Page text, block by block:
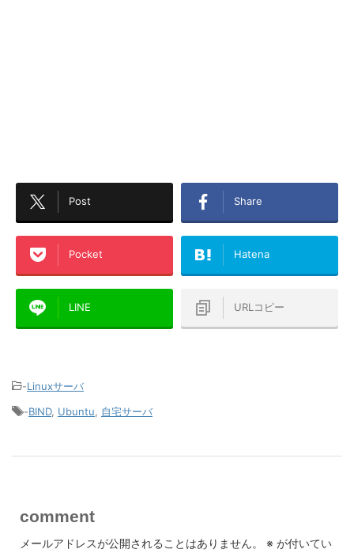
Post Share
Pocket Hatena
LINE URLコピー
-Linuxサーバ
-BIND, Ubuntu 自宅サーバ
comment
メールアドレスが公開されることはありません。 ※ が付いてい